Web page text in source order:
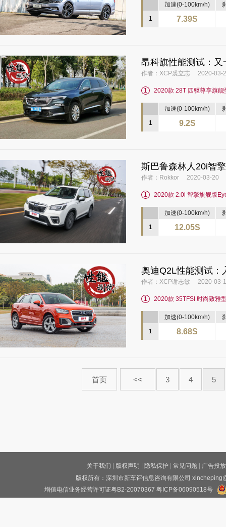
加速(0-100km/h)
1
7.39S
昂科旗性能测试：
作者：XCP裘立志 2020-03-
1 2020款 28T 四驱尊享旗舰
加速(0-100km/h)
1
9.2S
斯巴鲁森林人20i智
作者：Rokkor 2020-03-20
1 2020款 2.0i 智擎旗舰版
加速(0-100km/h)
1
12.05S
奥迪Q2L性能测试：
作者：XCP谢志敏 2020-03-
1 2020款 35TFSI 时尚致雅
加速(0-100km/h)
1
8.68S
首页 << 3 4 5
关于我们 版权声明 隐私保护 常见问题
广告投放
版权所有：深圳市新车评信息咨询有限公司
增值电信业务经营许可证粤B2-20070367 粤ICP备06090518号